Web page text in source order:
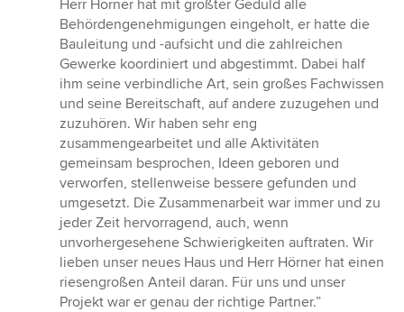
Herr Hörner hat mit größter Geduld alle
Behördengenehmigungen eingeholt, er hatte die
Bauleitung und -aufsicht und die zahlreichen
Gewerke koordiniert und abgestimmt. Dabei half
ihm seine verbindliche Art, sein großes Fachwissen
und seine Bereitschaft, auf andere zuzugehen und
zuzuhören. Wir haben sehr eng
zusammengearbeitet und alle Aktivitäten
gemeinsam besprochen, Ideen geboren und
verworfen, stellenweise bessere gefunden und
umgesetzt. Die Zusammenarbeit war immer und zu
jeder Zeit hervorragend, auch, wenn
unvorhergesehene Schwierigkeiten auftraten. Wir
lieben unser neues Haus und Herr Hörner hat einen
riesengroßen Anteil daran. Für uns und unser
Projekt war er genau der richtige Partner.”